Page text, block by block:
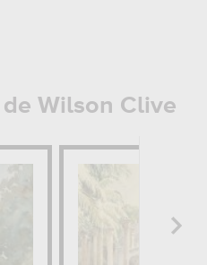
Wilson Clive